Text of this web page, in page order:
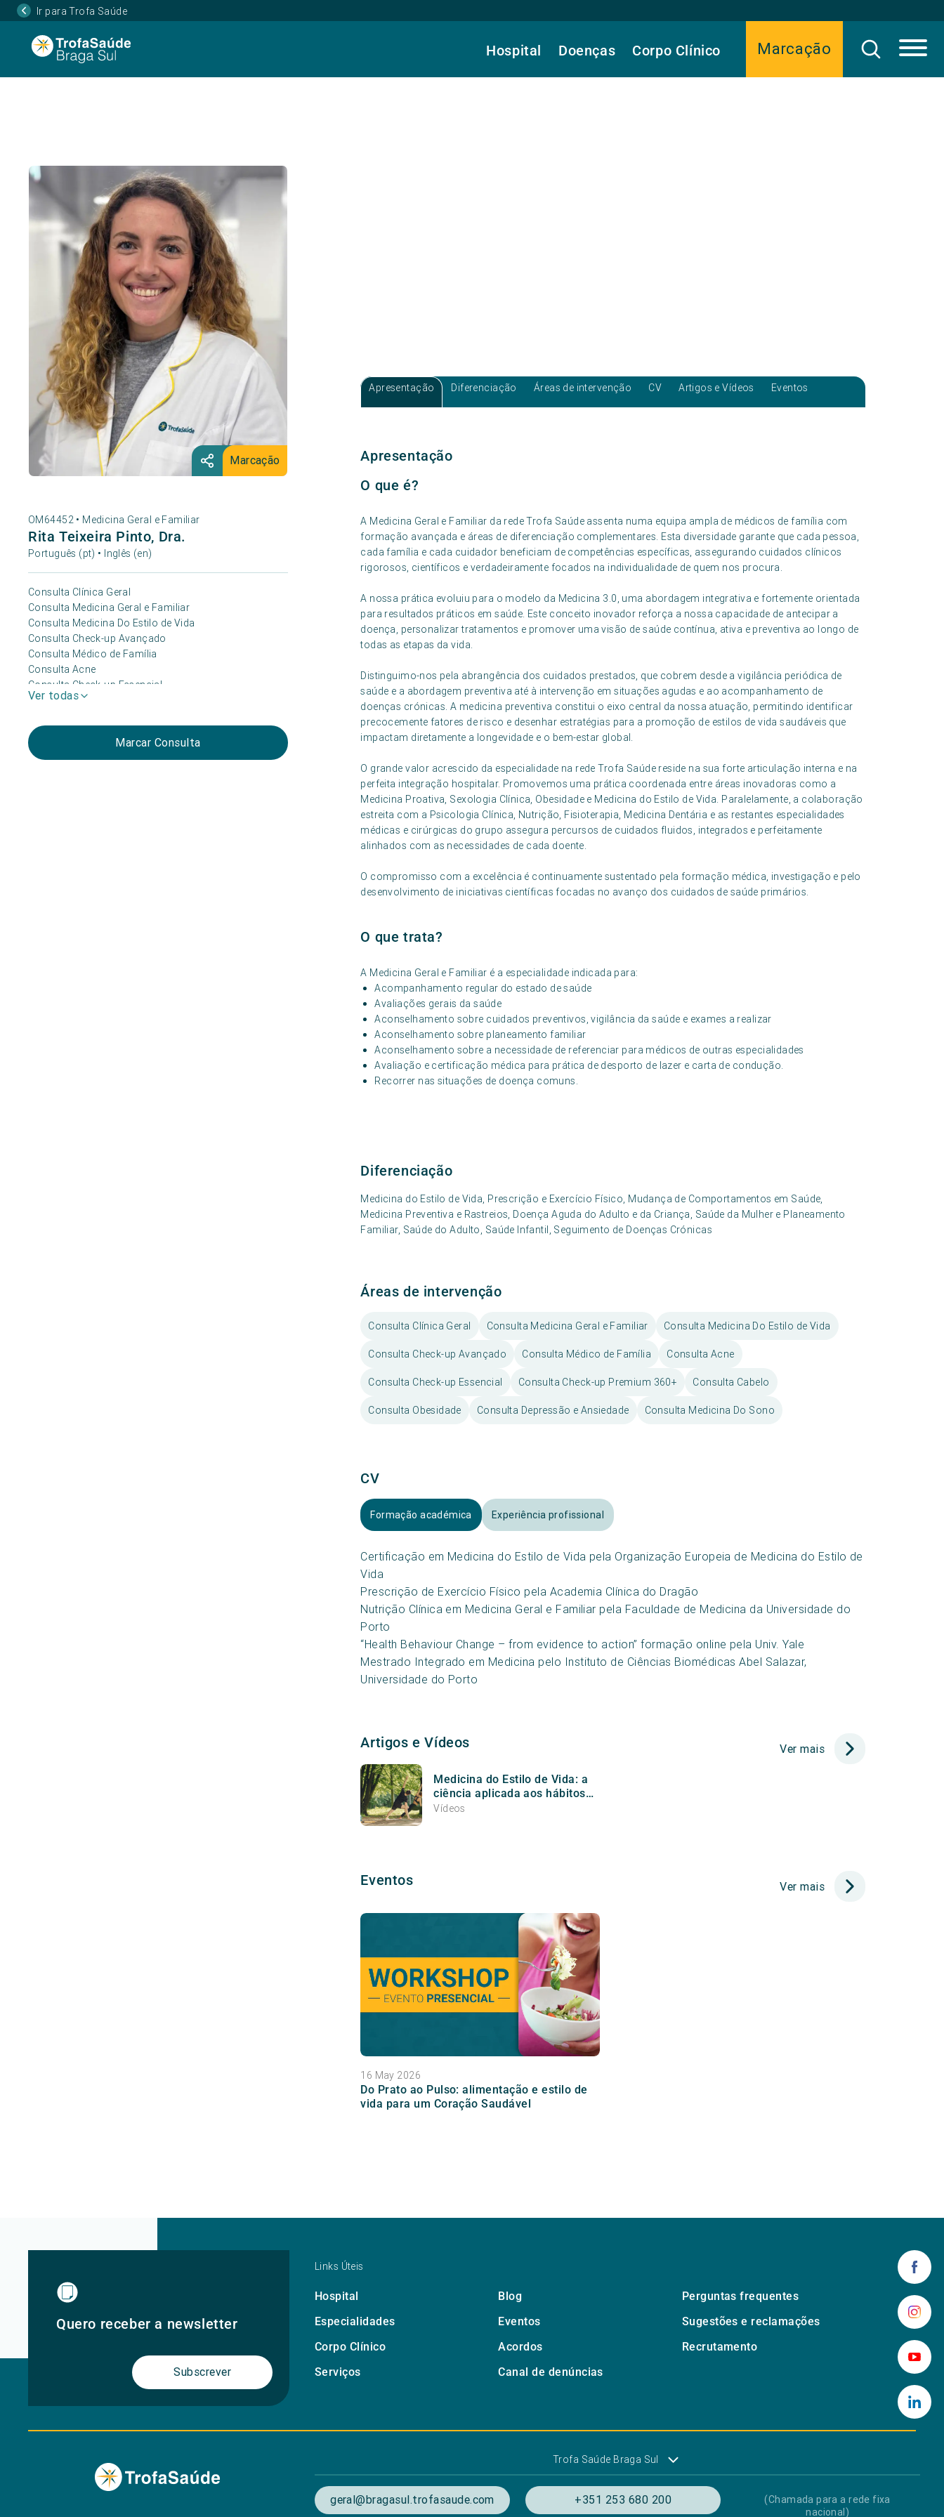
Ir para Trofa Saúde
Marcação
Hospital Doenças Corpo Clínico
Marcação
OM64452 • Medicina Geral e Familiar
Rita Teixeira Pinto, Dra.
Português (pt) • Inglês (en)
Consulta Clínica Geral
Consulta Medicina Geral e Familiar
Consulta Medicina Do Estilo de Vida
Consulta Check-up Avançado
Consulta Médico de Família
Consulta Acne
Consulta Check-up Essencial
Consulta Check-up Premium 360+
Consulta Obesidade
Consulta Depressão e Ansiedade
Consulta Medicina Do Sono
Ver todas
Marcar Consulta
Apresentação Diferenciação Áreas de intervenção CV Artigos e Vídeos Eventos
Apresentação
O que é?
A Medicina Geral e Familiar da rede Trofa Saúde assenta numa equipa ampla de médicos de família com
formação avançada e áreas de diferenciação complementares. Esta diversidade garante que cada pessoa,
cada família e cada cuidador beneficiam de competências específicas, assegurando cuidados clínicos
rigorosos, científicos e verdadeiramente focados na individualidade de quem nos procura.
A nossa prática evoluiu para o modelo da Medicina 3.0, uma abordagem integrativa e fortemente orientada
para resultados práticos em saúde. Este conceito inovador reforça a nossa capacidade de antecipar a
doença, personalizar tratamentos e promover uma visão de saúde contínua, ativa e preventiva ao longo de
todas as etapas da vida.
Distinguimo-nos pela abrangência dos cuidados prestados, que cobrem desde a vigilância periódica de
saúde e a abordagem preventiva até à intervenção em situações agudas e ao acompanhamento de
doenças crónicas. A medicina preventiva constitui o eixo central da nossa atuação, permitindo identificar
precocemente fatores de risco e desenhar estratégias para a promoção de estilos de vida saudáveis que
impactam diretamente a longevidade e o bem-estar global.
O grande valor acrescido da especialidade na rede Trofa Saúde reside na sua forte articulação interna e na
perfeita integração hospitalar. Promovemos uma prática coordenada entre áreas inovadoras como a
Medicina Proativa, Sexologia Clínica, Obesidade e Medicina do Estilo de Vida. Paralelamente, a colaboração
estreita com a Psicologia Clínica, Nutrição, Fisioterapia, Medicina Dentária e as restantes especialidades
médicas e cirúrgicas do grupo assegura percursos de cuidados fluidos, integrados e perfeitamente
alinhados com as necessidades de cada doente.
O compromisso com a excelência é continuamente sustentado pela formação médica, investigação e pelo
desenvolvimento de iniciativas científicas focadas no avanço dos cuidados de saúde primários.
O que trata?
A Medicina Geral e Familiar é a especialidade indicada para:
Acompanhamento regular do estado de saúde
Avaliações gerais da saúde
Aconselhamento sobre cuidados preventivos, vigilância da saúde e exames a realizar
Aconselhamento sobre planeamento familiar
Aconselhamento sobre a necessidade de referenciar para médicos de outras especialidades
Avaliação e certificação médica para prática de desporto de lazer e carta de condução.
Recorrer nas situações de doença comuns.
Diferenciação
Medicina do Estilo de Vida, Prescrição e Exercício Físico, Mudança de Comportamentos em Saúde,
Medicina Preventiva e Rastreios, Doença Aguda do Adulto e da Criança, Saúde da Mulher e Planeamento
Familiar, Saúde do Adulto, Saúde Infantil, Seguimento de Doenças Crónicas
Áreas de intervenção
Consulta Clínica Geral Consulta Medicina Geral e Familiar Consulta Medicina Do Estilo de Vida
Consulta Check-up Avançado Consulta Médico de Família Consulta Acne
Consulta Check-up Essencial Consulta Check-up Premium 360+ Consulta Cabelo
Consulta Obesidade Consulta Depressão e Ansiedade Consulta Medicina Do Sono
CV
Formação académica Experiência profissional
Certificação em Medicina do Estilo de Vida pela Organização Europeia de Medicina do Estilo de
Vida
Prescrição de Exercício Físico pela Academia Clínica do Dragão
Nutrição Clínica em Medicina Geral e Familiar pela Faculdade de Medicina da Universidade do
Porto
“Health Behaviour Change – from evidence to action” formação online pela Univ. Yale
Mestrado Integrado em Medicina pelo Instituto de Ciências Biomédicas Abel Salazar,
Universidade do Porto
Artigos e Vídeos Ver mais
Medicina do Estilo de Vida: a
ciência aplicada aos hábitos
do dia-a-dia
Vídeos
Eventos Ver mais
16 May 2026
Do Prato ao Pulso: alimentação e estilo de
vida para um Coração Saudável
Quero receber a newsletter
Subscrever
Links Úteis
Hospital Blog
Perguntas frequentes
Especialidades
Eventos
Sugestões e reclamações
Corpo Clínico
Acordos
Recrutamento
Serviços
Canal de denúncias
Trofa Saúde Braga Sul
geral@bragasul.trofasaude.com +351 253 680 200
(Chamada para a rede fixa
nacional)